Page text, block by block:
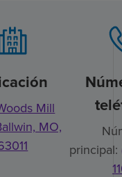
Mill
MO,
principal: